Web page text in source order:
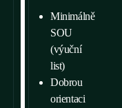
Minimálně
SOU
(výuční
list)
Dobrou
orientaci